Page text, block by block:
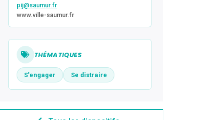
pij@saumur.fr
www.ville-saumur.fr
THÉMATIQUES
S'engager Se distraire